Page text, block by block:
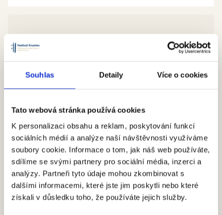
Souhlas Detaily Více o cookies
Tato webová stránka používá cookies
K personalizaci obsahu a reklam, poskytování funkcí
sociálních médií a analýze naší návštěvnosti využíváme
soubory cookie. Informace o tom, jak náš web používáte,
sdílíme se svými partnery pro sociální média, inzerci a
analýzy. Partneři tyto údaje mohou zkombinovat s
dalšími informacemi, které jste jim poskytli nebo které
získali v důsledku toho, že používáte jejich služby.
Výroční zpráva za 34. ročník
Číst více